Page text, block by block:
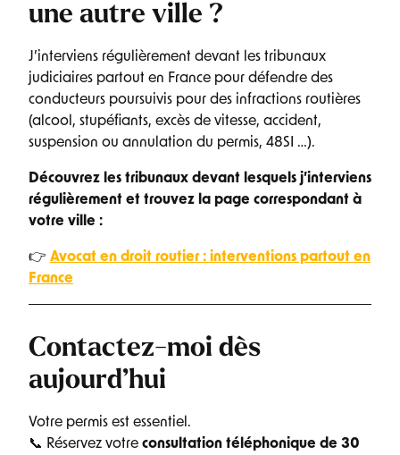
une autre ville ?
J’interviens régulièrement devant les tribunaux
judiciaires partout en France pour défendre des
conducteurs poursuivis pour des infractions routières
(alcool, stupéfiants, excès de vitesse, accident,
suspension ou annulation du permis, 48SI …).
Découvrez les tribunaux devant lesquels j’interviens
régulièrement et trouvez la page correspondant à
votre ville :
👉 Avocat en droit routier : interventions partout en
France
Contactez-moi dès
aujourd’hui
Votre permis est essentiel.
📞 Réservez votre consultation téléphonique de 30